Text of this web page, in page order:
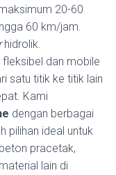
20-60
60 km/jam.
hidrolik.
fleksibel dan mobile
satu titik ke titik lain
Kami
dengan berbagai
pilihan ideal untuk
pracetak,
lain di